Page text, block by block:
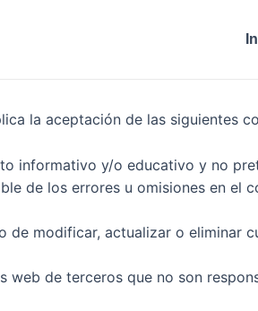
la aceptación de las siguientes
informativo y/o educativo y no
de los errores u omisiones en
de modificar, actualizar o eliminar
web de terceros que no son